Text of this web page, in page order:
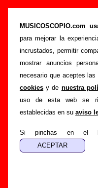
MUSICOSCOPIO.com
para mejorar la
incrustados, permitir
mostrar anuncios
necesario que aceptes las
cookies y de nuestra
uso de esta web se
establecidas en su aviso
Si pinchas en el
“Punk-Rock
Safety Pins
Portada >Safety Pins >
Punk-Rock disasters pt. 1
Esta página pretende
sobre eldisco “Punk-
Safety Pins .
en el disco, también se
de información a
relacionados con su
de las canciones